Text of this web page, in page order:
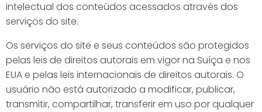
intelectual dos conteúdos acessados através dos
serviços do site.
Os serviços do site e seus conteúdos são protegidos
pelas leis de direitos autorais em vigor na Suíça e nos
EUA e pelas leis internacionais de direitos autorais. O
usuário não está autorizado a modificar, publicar,
transmitir, compartilhar, transferir em uso por qualquer